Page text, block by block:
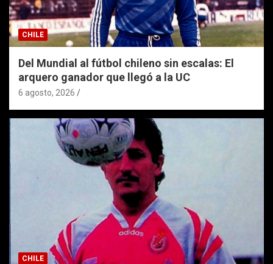
CHILE
Del Mundial al fútbol chileno sin escalas: El
arquero ganador que llegó a la UC
6 agosto, 2026
CHILE